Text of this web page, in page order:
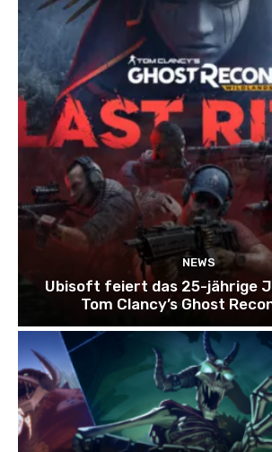
NEWS
Ubisoft feiert das 25-jährige
Tom Clancy’s Ghost